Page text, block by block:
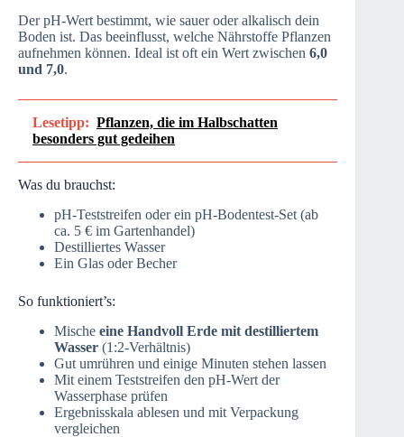
Der pH-Wert bestimmt, wie sauer oder alkalisch dein
Boden ist. Das beeinflusst, welche Nährstoffe Pflanzen
aufnehmen können. Ideal ist oft ein Wert zwischen 6,0
und 7,0.
Lesetipp: Pflanzen, die im Halbschatten
besonders gut gedeihen
Was du brauchst:
pH-Teststreifen oder ein pH-Bodentest-Set (ab
ca. 5 € im Gartenhandel)
Destilliertes Wasser
Ein Glas oder Becher
So funktioniert’s:
Mische eine Handvoll Erde mit destilliertem
Wasser (1:2-Verhältnis)
Gut umrühren und einige Minuten stehen lassen
Mit einem Teststreifen den pH-Wert der
Wasserphase prüfen
Ergebnisskala ablesen und mit Verpackung
vergleichen